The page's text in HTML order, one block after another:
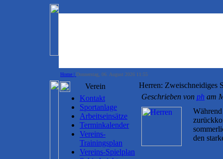
Home | Donnerstag, 06. August 2026 11:55
Verein
Kontakt
Sportanlage
Arbeitseinsätze
Terminkalender
Vereins-
Trainingsplan
Vereins-Spielplan
Herren: Zweischneidiges
Geschrieben von ph am
den